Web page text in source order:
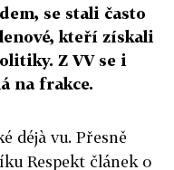
se stali často
kteří získali
Z VV se i
na frakce.
déjà vu. Přesně
Respekt článek o